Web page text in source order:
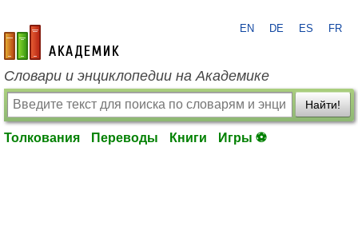
academic.ru
EN DE ES FR
Словари и энциклопедии на Академике
Найти!
Толкования Переводы Книги Игры ⚽